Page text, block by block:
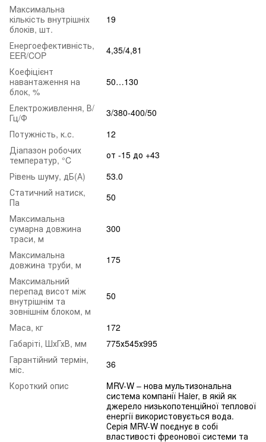
Максимальна
кількість внутрішніх
блоків, шт.
19
Енергоефективність,
EER/COP
4,35/4,81
Коефіцієнт
навантаження на
блок, %
50…130
Електроживлення, В/
Гц/Ф
3/380-400/50
Потужність, к.с.
12
Діапазон робочих
температур, °C
от -15 до +43
Рівень шуму, дБ(А)
53.0
Статичний натиск,
Па
50
Максимальна
сумарна довжина
траси, м
300
Максимальна
довжина труби, м
175
Максимальний
перепад висот між
внутрішнім та
зовнішнім блоком, м
50
Маса, кг
172
Габаріті, ШхГхВ, мм
775х545х995
Гарантійний термін,
міс.
36
Короткий опис
MRV-W – нова мультизональна
система компанії Haier, в якій як
джерело низькопотенційної теплової
енергії використовується вода.
Серія MRV-W поєднує в собі
властивості фреонової системи та